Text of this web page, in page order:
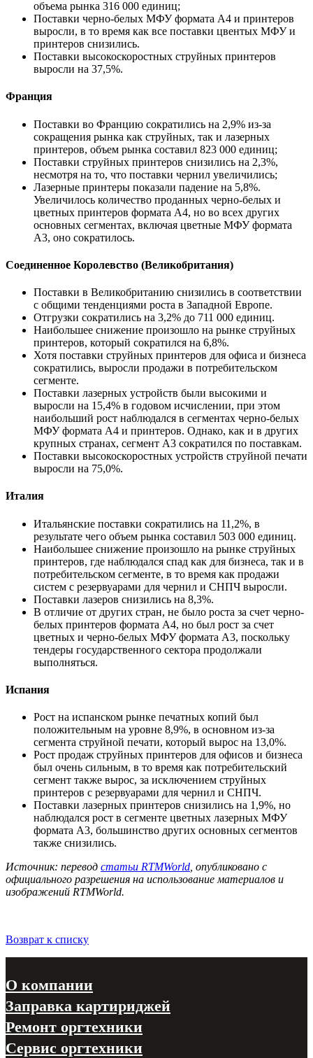
объема рынка 316 000 единиц;
Поставки черно-белых МФУ формата A4 и принтеров
выросли, в то время как все поставки цвентых МФУ и
принтеров снизились.
Поставки высокоскоростных струйных принтеров
выросли на 37,5%.
Франция
Поставки во Францию ​​сократились на 2,9% из-за
сокращения рынка как струйных, так и лазерных
принтеров, объем рынка составил 823 000 единиц;
Поставки струйных принтеров снизились на 2,3%,
несмотря на то, что поставки чернил увеличились;
Лазерные принтеры показали падение на 5,8%.
Увеличилось количество проданных черно-белых и
цветных принтеров формата A4, но во всех других
основных сегментах, включая цветные МФУ формата
A3, оно сократилось.
Соединенное Королевство (Великобритания)
Поставки в Великобританию снизились в соответствии
с общими тенденциями роста в Западной Европе.
Отгрузки сократились на 3,2% до 711 000 единиц.
Наибольшее снижение произошло на рынке струйных
принтеров, который сократился на 6,8%.
Хотя поставки струйных принтеров для офиса и бизнеса
сократились, выросли продажи в потребительском
сегменте.
Поставки лазерных устройств были высокими и
выросли на 15,4% в годовом исчислении, при этом
наибольший рост наблюдался в сегментах черно-белых
МФУ формата A4 и принтеров. Однако, как и в других
крупных странах, сегмент A3 сократился по поставкам.
Поставки высокоскоростных устройств струйной печати
выросли на 75,0%.
Италия
Итальянские поставки сократились на 11,2%, в
результате чего объем рынка составил 503 000 единиц.
Наибольшее снижение произошло на рынке струйных
принтеров, где наблюдался спад как для бизнеса, так и в
потребительском сегменте, в то время как продажи
систем с резервуарами для чернил и СНПЧ выросли.
Поставки лазеров снизились на 8,3%.
В отличие от других стран, не было роста за счет черно-
белых принтеров формата A4, но был рост за счет
цветных и черно-белых МФУ формата A3, поскольку
тендеры государственного сектора продолжали
выполняться.
Испания
Рост на испанском рынке печатных копий был
положительным на уровне 8,9%, в основном из-за
сегмента струйной печати, который вырос на 13,0%.
Рост продаж струйных принтеров для офисов и бизнеса
был очень сильным, в то время как потребительский
сегмент также вырос, за исключением струйных
принтеров с резервуарами для чернил и СНПЧ.
Поставки лазерных принтеров снизились на 1,9%, но
наблюдался рост в сегменте цветных лазерных МФУ
формата A3, большинство других основных сегментов
также снизились.
Источник: перевод статьи RTMWorld , опубликовано с
официального разрешения на использование материалов и
изображений RTMWorld.
Возврат к списку
О компании
Заправка картириджей
Ремонт оргтехники
Сервис оргтехники